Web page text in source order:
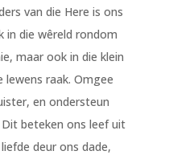
van die Here is ons
in die wêreld rondom
maar ook in die klein
lewens raak. Omgee
en ondersteun
beteken ons leef uit
deur ons dade,